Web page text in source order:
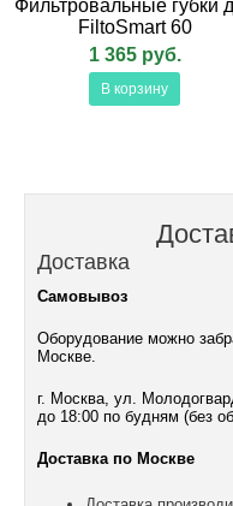
Фильтровальные губки
FiltoSmart 60
1 365 руб.
В корзину
Доставка
Самовывоз
Оборудование можно
Москве.
г. Москва, ул.
до 18:00 по будням (без
Доставка по Москве